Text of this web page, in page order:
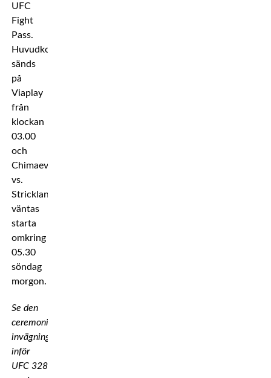
UFC
Fight
Pass.
Huvudkortet
sänds
på
Viaplay
från
klockan
03.00
och
Chimaev
vs.
Strickland
väntas
starta
omkring
05.30
söndag
morgon.
Se den
ceremoniella
invägningen
inför
UFC 328